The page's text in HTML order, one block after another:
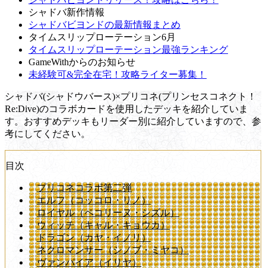
シャドバ新作情報
シャドバビヨンドの最新情報まとめ
タイムスリップローテーション6月
タイムスリップローテーション最強ランキング
GameWithからのお知らせ
未経験可&完全在宅！攻略ライター募集！
シャドバ(シャドウバース)×プリコネ(プリンセスコネクト！
Re:Dive)のコラボカードを使用したデッキを紹介していま
す。おすすめデッキもリーダー別に紹介していますので、参
考にしてください。
目次
プリコネコラボ第二弾
エルフ（コッコロ・リノ）
ロイヤル（ペコリーヌ・シズル）
ウィッチ（キャル・キョウカ）
ドラゴン（カヤ・イノリ）
ネクロマンサー（シノブ・ミヤコ）
ヴァンパイア（イリヤ）